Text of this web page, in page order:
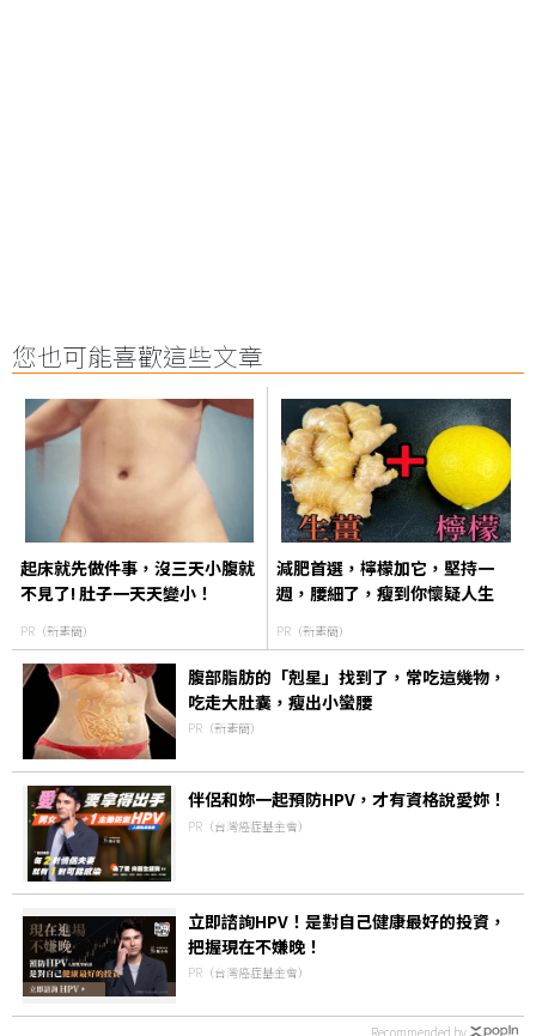
您也可能喜歡這些文章
起床就先做件事，沒三天小腹就
不見了! 肚子一天天變小！
PR（新素簡）
減肥首選，檸檬加它，堅持一
週，腰細了，瘦到你懷疑人生
PR（新素簡）
腹部脂肪的「剋星」找到了，常吃這幾物，
吃走大肚囊，瘦出小蠻腰
PR（新素簡）
伴侶和妳一起預防HPV，才有資格說愛妳！
PR（台灣癌症基金會）
立即諮詢HPV！是對自己健康最好的投資，
把握現在不嫌晚！
PR（台灣癌症基金會）
Recommended by